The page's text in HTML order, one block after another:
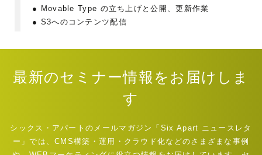
● Movable Type の立ち上げと公開、更新作業
● S3へのコンテンツ配信
最新のセミナー情報をお届けしま
す
シックス・アパートのメールマガジン「Six Apart ニュースレタ
ー」では、CMS構築・運用・クラウド化などのさまざまな事例